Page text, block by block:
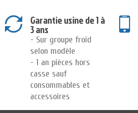
Garantie usine de 1 à
3 ans
- Sur groupe froid
selon modèle
- 1 an pièces hors
casse sauf
consommables et
accessoires